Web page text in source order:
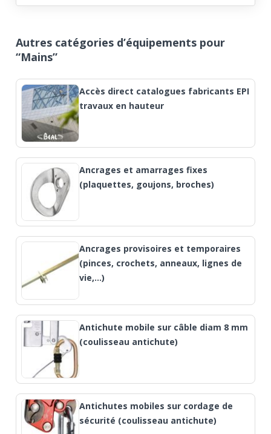
Autres catégories d’équipements pour
“Mains”
Accès direct catalogues fabricants EPI
travaux en hauteur
Ancrages et amarrages fixes
(plaquettes, goujons, broches)
Ancrages provisoires et temporaires
(pinces, crochets, anneaux, lignes de
vie,…)
Antichute mobile sur câble diam 8 mm
(coulisseau antichute)
Antichutes mobiles sur cordage de
sécurité (coulisseau antichute)